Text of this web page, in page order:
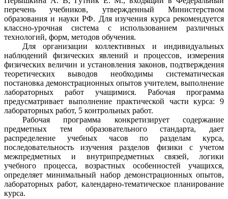
перечень учебников, утвержденный Министерством
образования и науки РФ. Для изучения курса рекомендуется
классно-урочная система с использованием различных
технологий, форм, методов обучения.
Для организации коллективных и индивидуальных
наблюдений физических явлений и процессов, измерения
физических величин и установления законов, подтверждения
теоретических выводов необходимы систематическая
постановка демонстрационных опытов учителем, выполнение
лабораторных работ учащимися. Рабочая программа
предусматривает выполнение практической части курса: 9
лабораторных работ, 5 контрольных работ.
Рабочая программа конкретизирует содержание
предметных тем образовательного стандарта, дает
распределение учебных часов по разделам курса,
последовательность изучения разделов физики с учетом
межпредметных и внутрипредметных связей, логики
учебного процесса, возрастных особенностей учащихся,
определяет минимальный набор демонстрационных опытов,
лабораторных работ, календарно-тематическое планирование
курса.